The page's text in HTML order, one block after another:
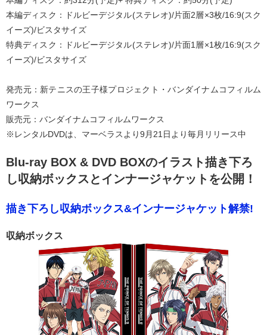
本編ディスク：ドルビーデジタル(ステレオ)/片面2層×3枚/16:9(スク
イーズ)/ビスタサイズ
特典ディスク：ドルビーデジタル(ステレオ)/片面1層×1枚/16:9(スク
イーズ)/ビスタサイズ
発売元：新テニスの王子様プロジェクト・バンダイナムコフィルム
ワークス
販売元：バンダイナムコフィルムワークス
※レンタルDVDは、マーベラスより9月21日より毎月リリース中
Blu-ray BOX & DVD BOXのイラスト描き下ろ
し収納ボックスとインナージャケットを公開！
描き下ろし収納ボックス&インナージャケット解禁!
収納ボックス